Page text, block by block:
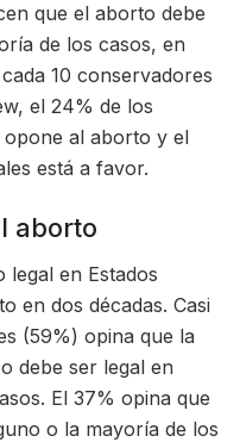
que el aborto debe
de los casos, en
10 conservadores
el 24% de los
al aborto y el
está a favor.
aborto
legal en Estados
en dos décadas. Casi
(59%) opina que la
debe ser legal en
El 37% opina que
o la mayoría de los